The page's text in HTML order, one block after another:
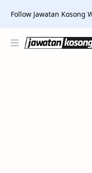
Follow Jawatan Kosong